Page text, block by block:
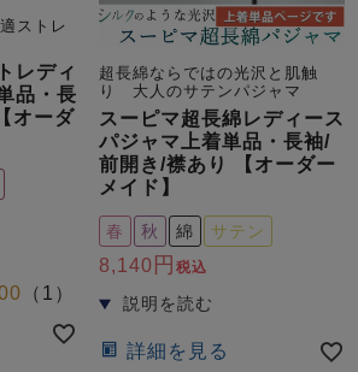
ストレ
レディ
品・長
オーダ
（ 1 ）
超長綿ならではの光沢と肌触
り 大人のサテンパジャマ
スーピマ超長綿レディース
パジャマ上着単品・長袖/
前開き/襟あり 【オーダー
メイド】
春 秋 綿 サテン
8,140 税込
詳細を見る